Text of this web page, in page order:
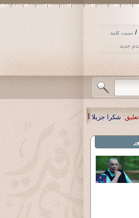
/ نسيت كلمة
جديد
حمد الحمد .أكرمكم الله .